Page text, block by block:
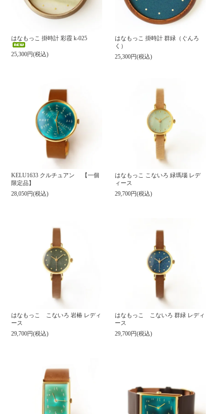
はなもっこ 掛時計 彩霞 k-025
25,300円(税込)
はなもっこ 掛時計 群緑（ぐんろ
く）
25,300円(税込)
KELU1633 クルチュアン 【一個
限定品】
28,050円(税込)
はなもっこ こないろ 緑瑪瑙 レデ
ィース
29,700円(税込)
はなもっこ こないろ 岩椿 レディ
ース
29,700円(税込)
はなもっこ こないろ 群緑 レディ
ース
29,700円(税込)